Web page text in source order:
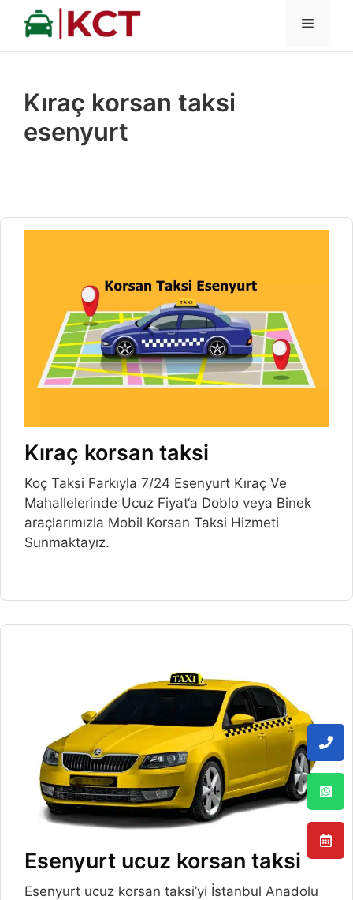
İçeriğe
MENÜ
Kıraç korsan taksi
esenyurt
Kıraç korsan taksi
Koç Taksi Farkıyla 7/24 Esenyurt Kıraç Ve
Mahallelerinde Ucuz Fiyat‘a Doblo veya Binek
araçlarımızla Mobil Korsan Taksi Hizmeti
Sunmaktayız.
Esenyurt ucuz korsan taksi
Esenyurt ucuz korsan taksi’yi İstanbul Anadolu